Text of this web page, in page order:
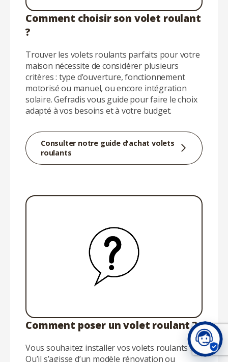
Comment choisir son volet roulant
?
Trouver les volets roulants parfaits pour votre
maison nécessite de considérer plusieurs
critères : type d’ouverture, fonctionnement
motorisé ou manuel, ou encore intégration
solaire. Gefradis vous guide pour faire le choix
adapté à vos besoins et à votre budget.
Consulter notre guide d'achat volets
roulants
Comment poser un volet roulant ?
Vous souhaitez installer vos volets roulants ?
Qu’il s’agisse d’un modèle rénovation ou